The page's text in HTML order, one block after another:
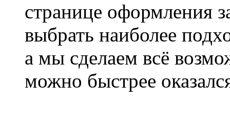
странице оформления
выбрать наиболее
а мы сделаем всё
можно быстрее